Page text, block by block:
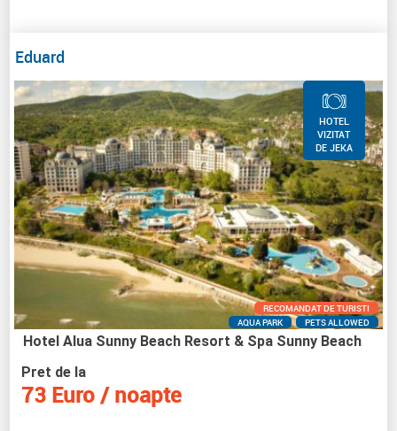
Eduard
HOTEL
VIZITAT
DE JEKA
RECOMANDAT DE TURISTI
AQUA PARK
PETS ALLOWED
Hotel Alua Sunny Beach Resort & Spa Sunny Beach
Pret de la
73 Euro / noapte